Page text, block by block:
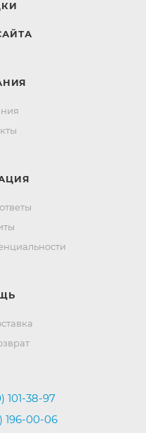
101-38-97
196-00-06